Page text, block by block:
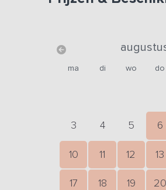
ma di wo do
3 4 5 6
10 11 12 13
17 18 19 20